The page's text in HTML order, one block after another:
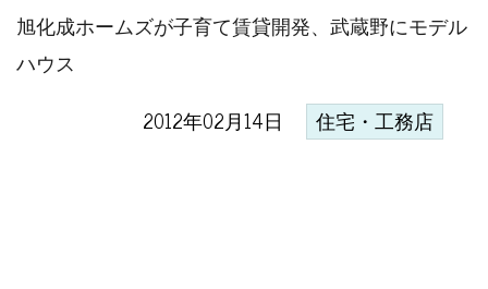
旭化成ホームズが子育て賃貸開発、武蔵野にモデル
ハウス
2012年02月14日 住宅・工務店